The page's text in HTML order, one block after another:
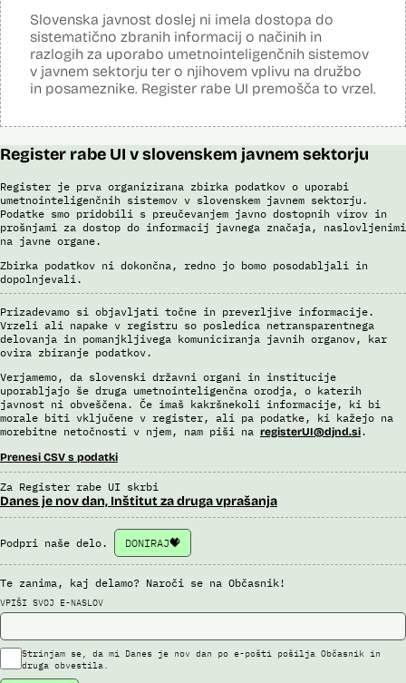
Predstavitev projekta na portalu OECD OPSI
Odgovor na zahtevo za dostop do informacij javnega značaja
Tehnične specifikacije iz razpisne dokumentacije
Promocijska zloženka Skrinja 2.0
Ocena učinka na osebne podatke
Slovenska javnost doslej ni imela dostopa do
sistematično zbranih informacij o načinih in
razlogih za uporabo umetnointeligenčnih sistemov
v javnem sektorju ter o njihovem vplivu na družbo
in posameznike. Register rabe UI premošča to vrzel.
Register rabe UI v slovenskem javnem sektorju
Register je prva organizirana zbirka podatkov o uporabi
umetnointeligenčnih sistemov v slovenskem javnem sektorju.
Podatke smo pridobili s preučevanjem javno dostopnih virov in
prošnjami za dostop do informacij javnega značaja, naslovljenimi
na javne organe.
Zbirka podatkov ni dokončna, redno jo bomo posodabljali in
dopolnjevali.
Prizadevamo si objavljati točne in preverljive informacije.
Vrzeli ali napake v registru so posledica netransparentnega
delovanja in pomanjkljivega komuniciranja javnih organov, kar
ovira zbiranje podatkov.
Verjamemo, da slovenski državni organi in institucije
uporabljajo še druga umetnointeligenčna orodja, o katerih
javnost ni obveščena. Če imaš kakršnekoli informacije, ki bi
morale biti vključene v register, ali pa podatke, ki kažejo na
morebitne netočnosti v njem, nam piši na registerUI@djnd.si.
Prenesi CSV s podatki
Za Register rabe UI skrbi
Danes je nov dan, Inštitut za druga vprašanja
Podpri naše delo. DONIRAJ
Te zanima, kaj delamo? Naroči se na Občasnik!
VPIŠI SVOJ E-NASLOV
Strinjam se, da mi Danes je nov dan po e-pošti pošilja Občasnik in
druga obvestila.